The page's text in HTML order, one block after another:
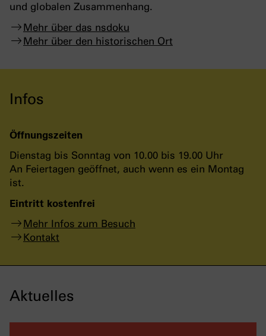
und globalen Zusammenhang.
Mehr über das nsdoku
Mehr über den historischen Ort
Infos
Öffnungszeiten
Dienstag bis Sonntag von 10.00 bis 19.00 Uhr
An Feiertagen geöffnet, auch wenn es ein Montag
ist.
Eintritt kostenfrei
Mehr Infos zum Besuch
Kontakt
Aktuelles